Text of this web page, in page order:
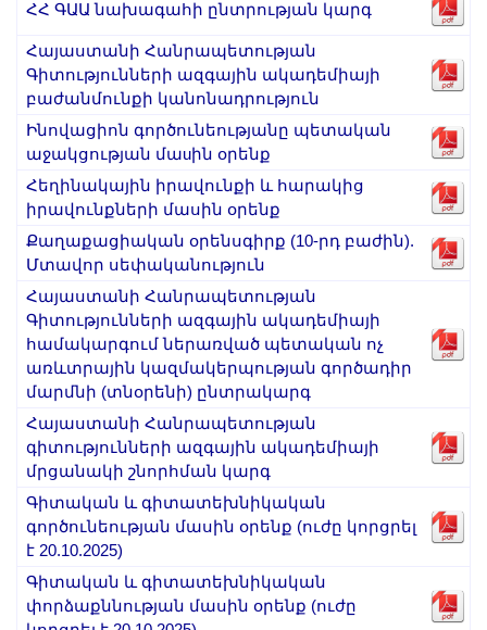
Հոբելյաններ
Համալսարաններ
Նորություններ
Սփյուռքի գիտնականները
Երիտասարդ գիտնականի
ամբիոն
Մեր երախտավորները
Կայքի քարտեզ
Որոնում
ՀՀ ԳԱԱ նախագահի ընտրության կարգ
Հայաստանի Հանրապետության
Գիտությունների ազգային ակադեմիայի
բաժանմունքի կանոնադրություն
Ինովացիոն գործունեությանը պետական
աջակցության մաuին օրենք
Հեղինակային իրավունքի և հարակից
իրավունքների մասին օրենք
Քաղաքացիական օրենսգիրք (10-րդ բաժին).
Մտավոր սեփականություն
Հայաստանի Հանրապետության
Գիտությունների ազգային ակադեմիայի
համակարգում ներառված պետական ոչ
առևտրային կազմակերպության գործադիր
մարմնի (տնօրենի) ընտրակարգ
Հայաստանի Հանրապետության
գիտությունների ազգային ակադեմիայի
մրցանակի շնորհման կարգ
Գիտական և գիտատեխնիկական
գործունեության մասին օրենք (ուժը կորցրել
է 20.10.2025)
Գիտական և գիտատեխնիկական
փորձաքննության մասին օրենք (ուժը